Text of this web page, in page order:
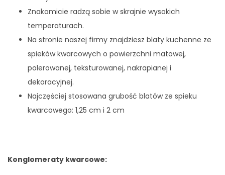
Znakomicie radzą sobie w skrajnie wysokich
temperaturach.
Na stronie naszej firmy znajdziesz blaty kuchenne ze
spieków kwarcowych o powierzchni matowej,
polerowanej, teksturowanej, nakrapianej i
dekoracyjnej.
Najczęściej stosowana grubość blatów ze spieku
kwarcowego: 1,25 cm i 2 cm
Konglomeraty kwarcowe: